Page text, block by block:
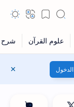
الدخول